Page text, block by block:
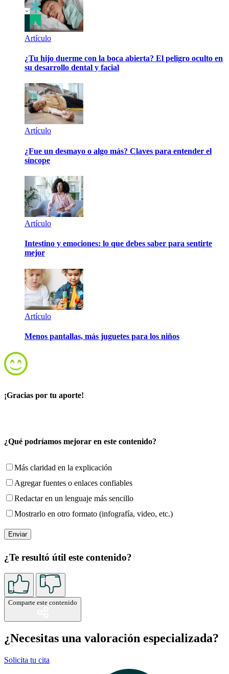
Artículo
¿Tu hijo duerme con la boca abierta? El peligro oculto en
su desarrollo dental y facial
Artículo
¿Fue un desmayo o algo más? Claves para entender el
síncope
Artículo
Intestino y emociones: lo que debes saber para sentirte
mejor
Artículo
Menos pantallas, más juguetes para los niños
¡Gracias por tu aporte!
¿Qué podríamos mejorar en este contenido?
Más claridad en la explicación
Agregar fuentes o enlaces confiables
Redactar en un lenguaje más sencillo
Mostrarlo en otro formato (infografía, video, etc.)
¿Te resultó útil este contenido?
Comparte este contenido
¿Necesitas una valoración especializada?
Solicita tu cita